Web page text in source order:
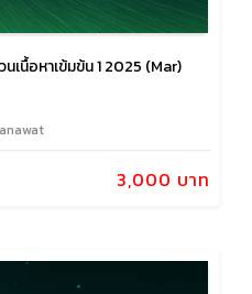
เนื้อหาเข้มข้น 1 2025 (Mar)
3,000 บาท